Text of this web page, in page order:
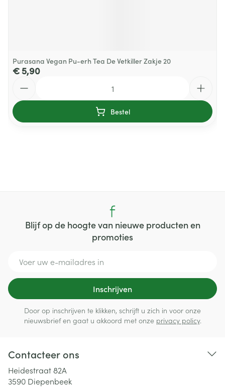
Purasana Vegan Pu-erh Tea De Vetkiller Zakje 20
€ 5,90
Bestel
Blijf op de hoogte van nieuwe producten en
promoties
Inschrijven
Door op inschrijven te klikken, schrijft u zich in voor onze
nieuwsbrief en gaat u akkoord met onze privacy policy.
Contacteer ons
Heidestraat 82A
3590 Diepenbeek